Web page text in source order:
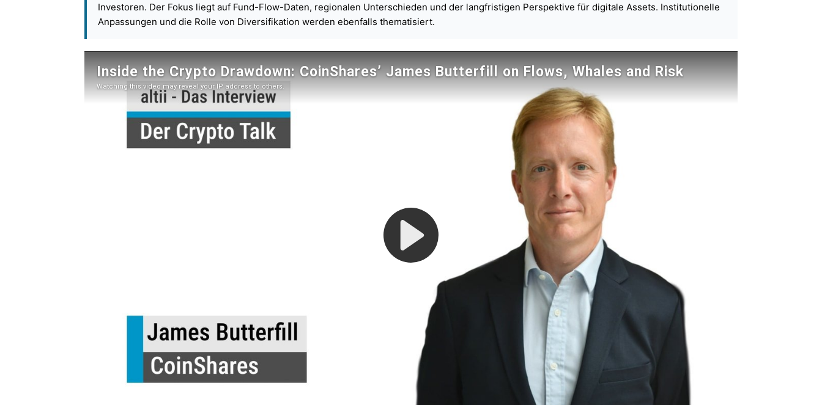
Investoren. Der Fokus liegt auf Fund-Flow-Daten, regionalen Unterschieden und der langfristigen Perspektive für digitale Assets. Institutionelle
Anpassungen und die Rolle von Diversifikation werden ebenfalls thematisiert.